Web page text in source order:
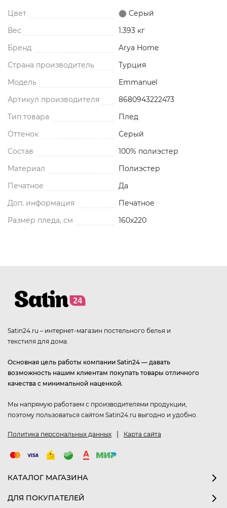
Цвет
Серый
Вес
1.393 кг
Бренд
Arya Home
Страна производитель
Турция
Модель
Emmanuel
Артикул производителя
8680943222473
Тип товара
Плед
Оттенок
Серый
Состав
100% полиэстер
Материал
Полиэстер
Печатное
Да
Доп. информация
Печатное
Размер пледа, см
160x220
Satin24.ru – интернет-магазин постельного белья и
текстиля для дома.
Основная цель работы компании Satin24 — давать
возможность нашим клиентам покупать товары отличного
качества с минимальной наценкой.
Мы напрямую работаем с производителями продукции,
поэтому пользоваться сайтом Satin24.ru выгодно и удобно.
Политика персональных данных | Карта сайта
КАТАЛОГ МАГАЗИНА
ДЛЯ ПОКУПАТЕЛЕЙ